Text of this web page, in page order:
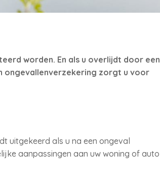
worden. En als u overlijdt door een
ongevallenverzekering zorgt u voor
uitgekeerd als u na een ongeval
aanpassingen aan uw woning of auto